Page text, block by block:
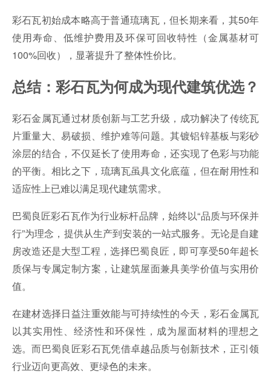
彩石瓦初始成本略高于普通琉璃瓦，但长期来看，其50年
使用寿命、低维护费用及环保可回收特性（金属基材可
100%回收），显著提升了整体性价比。
总结：彩石瓦为何成为现代建筑优选？
彩石金属瓦通过材质创新与工艺升级，成功解决了传统瓦
片重量大、易破损、维护难等问题。其镀铝锌基板与彩砂
涂层的结合，不仅延长了使用寿命，还实现了色彩与功能
的平衡。相比之下，琉璃瓦虽具文化底蕴，但在耐用性和
适应性上已难以满足现代建筑需求。
巴蜀良匠彩石瓦作为行业标杆品牌，始终以“品质与环保并
行”为理念，提供从生产到安装的一站式服务。无论是自建
房改造还是大型工程，选择巴蜀良匠，即可享受50年超长
质保与专属定制方案，让建筑屋面兼具美学价值与实用价
值。
在建材选择日益注重效能与可持续性的今天，彩石金属瓦
以其实用性、经济性和环保性，成为屋面材料的理想之
选。而巴蜀良匠彩石瓦凭借卓越品质与创新技术，正引领
行业迈向更高效、更绿色的未来。